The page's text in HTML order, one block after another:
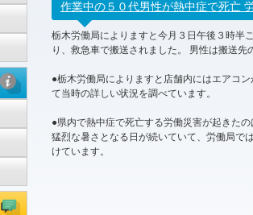
作業中の５０代男性が熱中症で死亡
栃木労働局によりますと今月３日午後３時半
り、救急車で搬送されました。 男性は搬送先
●栃木労働局によりますと店舗内にはエアコ
て当時の詳しい状況を調べています。
●県内で熱中症で死亡する労働災害が起きた
猛烈な暑さとなる日が続いていて、労働局で
けています。